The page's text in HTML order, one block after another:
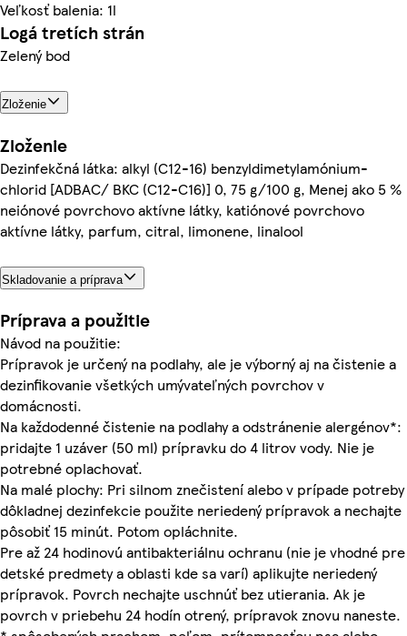
Veľkosť balenia: 1l
Logá tretích strán
Zelený bod
Zloženie
Zloženie
Dezinfekčná látka: alkyl (C12-16) benzyldimetylamónium-
chlorid [ADBAC/ BKC (C12-C16)] 0, 75 g/100 g, Menej ako 5 %
neiónové povrchovo aktívne látky, katiónové povrchovo
aktívne látky, parfum, citral, limonene, linalool
Skladovanie a príprava
Príprava a použitie
Návod na použitie:
Prípravok je určený na podlahy, ale je výborný aj na čistenie a
dezinfikovanie všetkých umývateľných povrchov v
domácnosti.
Na každodenné čistenie na podlahy a odstránenie alergénov*:
pridajte 1 uzáver (50 ml) prípravku do 4 litrov vody. Nie je
potrebné oplachovať.
Na malé plochy: Pri silnom znečistení alebo v prípade potreby
dôkladnej dezinfekcie použite neriedený prípravok a nechajte
pôsobiť 15 minút. Potom opláchnite.
Pre až 24 hodinovú antibakteriálnu ochranu (nie je vhodné pre
detské predmety a oblasti kde sa varí) aplikujte neriedený
prípravok. Povrch nechajte uschnúť bez utierania. Ak je
povrch v priebehu 24 hodín otrený, prípravok znovu naneste.